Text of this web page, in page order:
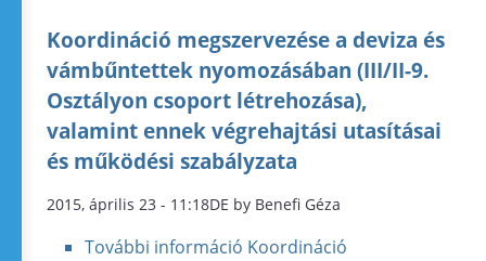
Koordináció megszervezése a deviza és
vámbűntettek nyomozásában (III/II-9.
Osztályon csoport létrehozása),
valamint ennek végrehajtási utasításai
és működési szabályzata
2015, április 23 - 11:18DE by Benefi Géza
További információ Koordináció